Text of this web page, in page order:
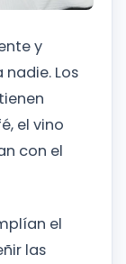
y
Los
el vino
con el
el
las